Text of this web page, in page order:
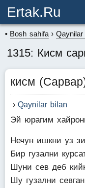
Ertak.ru
Bosh sahifa Qaynilar
1315: Кисм
кисм
Qaynilar bilan
Эй юрагим
Нечун ишкни уз
Бир гузални
Шуни сев деб
Шу гузални